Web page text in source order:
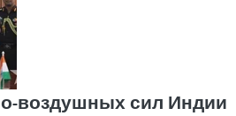
воздушных сил Индии